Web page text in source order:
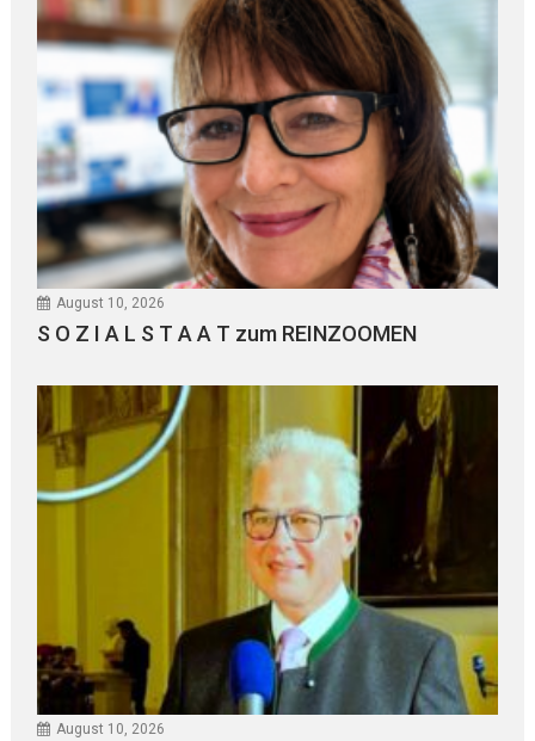
August 10, 2026
S O Z I A L S T A A T zum REINZOOMEN
August 10, 2026